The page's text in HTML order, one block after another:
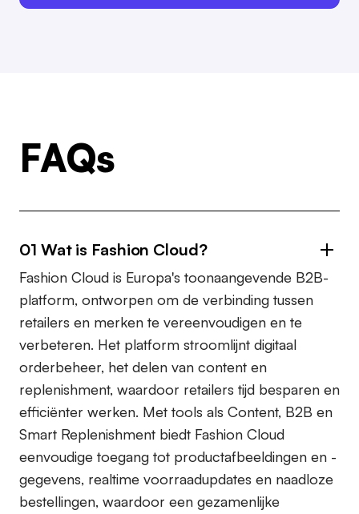
FAQs
01 Wat is Fashion Cloud?
Fashion Cloud is Europa's toonaangevende B2B-
platform, ontworpen om de verbinding tussen
retailers en merken te vereenvoudigen en te
verbeteren. Het platform stroomlijnt digitaal
orderbeheer, het delen van content en
replenishment, waardoor retailers tijd besparen en
efficiënter werken. Met tools als Content, B2B en
Smart Replenishment biedt Fashion Cloud
eenvoudige toegang tot productafbeeldingen en -
gegevens, realtime voorraadupdates en naadloze
bestellingen, waardoor een gezamenlijke